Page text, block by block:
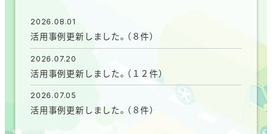
2026.08.01
活用事例更新しました。（８件）
2026.07.20
活用事例更新しました。（１２件）
2026.07.05
活用事例更新しました。（８件）